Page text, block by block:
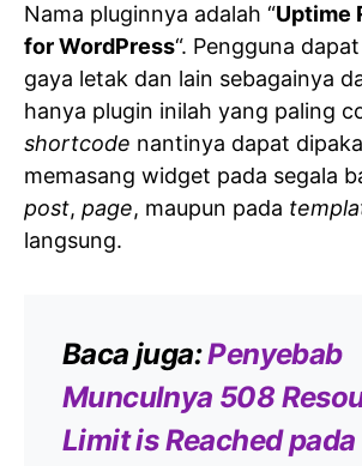
Nama pluginnya adalah “Uptime
for WordPress“. Pengguna
gaya letak dan lain sebagainya
hanya plugin inilah yang paling
shortcode nantinya dapat
memasang widget pada segala
post, page, maupun pada
langsung.
Baca juga:Penyebab
Munculnya 508
Limit is Reached